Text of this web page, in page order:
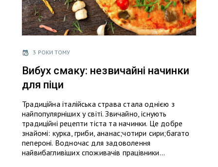
3 РОКИ ТОМУ
Вибух смаку: незвичайні начинки
для піци
Традиційна італійська страва стала однією з
найпопулярніших у світі. Звичайно, існують
традиційні рецепти тіста та начинки. Це добре
знайомі: курка, гриби, ананас;чотири сири;багато
пепероні. Водночас для задоволення
найвибагливіших споживачів працівники…